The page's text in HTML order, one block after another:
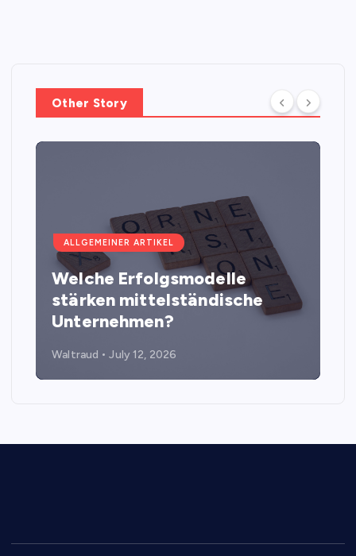
Other Story
ALLGEMEINER ARTIKEL
Welche Erfolgsmodelle
stärken mittelständische
Unternehmen?
Waltraud July 12, 2026